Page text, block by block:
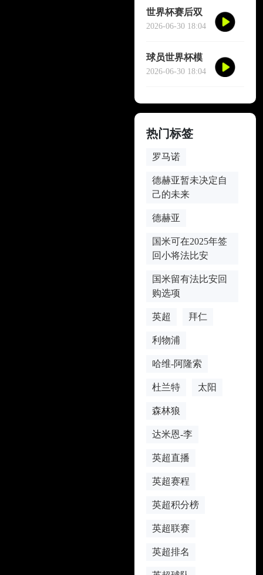
世界杯赛后双
方球员大规模
2026-06-30 18:04
球员世界杯模
仿哈兰德冥想
2026-06-30 18:04
热门标签
罗马诺
德赫亚暂未决定自
己的未来
德赫亚
国米可在2025年签
回小将法比安
国米留有法比安回
购选项
英超 拜仁
利物浦
哈维-阿隆索
杜兰特 太阳
森林狼
达米恩-李
英超直播
英超赛程
英超积分榜
英超联赛
英超排名